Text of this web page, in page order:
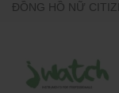
ĐỒNG HỒ NỮ